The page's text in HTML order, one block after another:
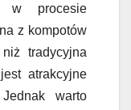
w procesie
z kompotów
tradycyjna
atrakcyjne
warto